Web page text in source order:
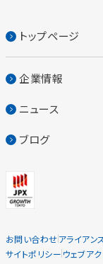
トップページ
企業情報
ニュース
ブログ
お問い合わせアライアンス
サイトポリシー ウェブア